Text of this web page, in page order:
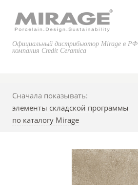
Официальный дистрибьютор Mirage в РФ
компания Credit Ceramica
Сначала показывать:
элементы складской программы
по каталогу Mirage